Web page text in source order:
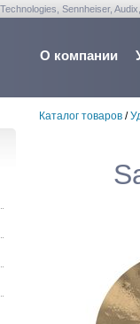
Sennheiser,
О компании
Каталог товаров/